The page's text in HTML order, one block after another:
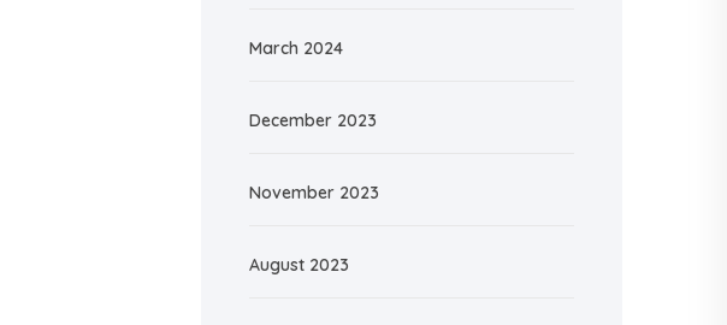
March 2024
December 2023
November 2023
August 2023